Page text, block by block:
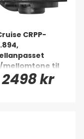
CRPP-
mellomtone til
& Lexus
2498 kr